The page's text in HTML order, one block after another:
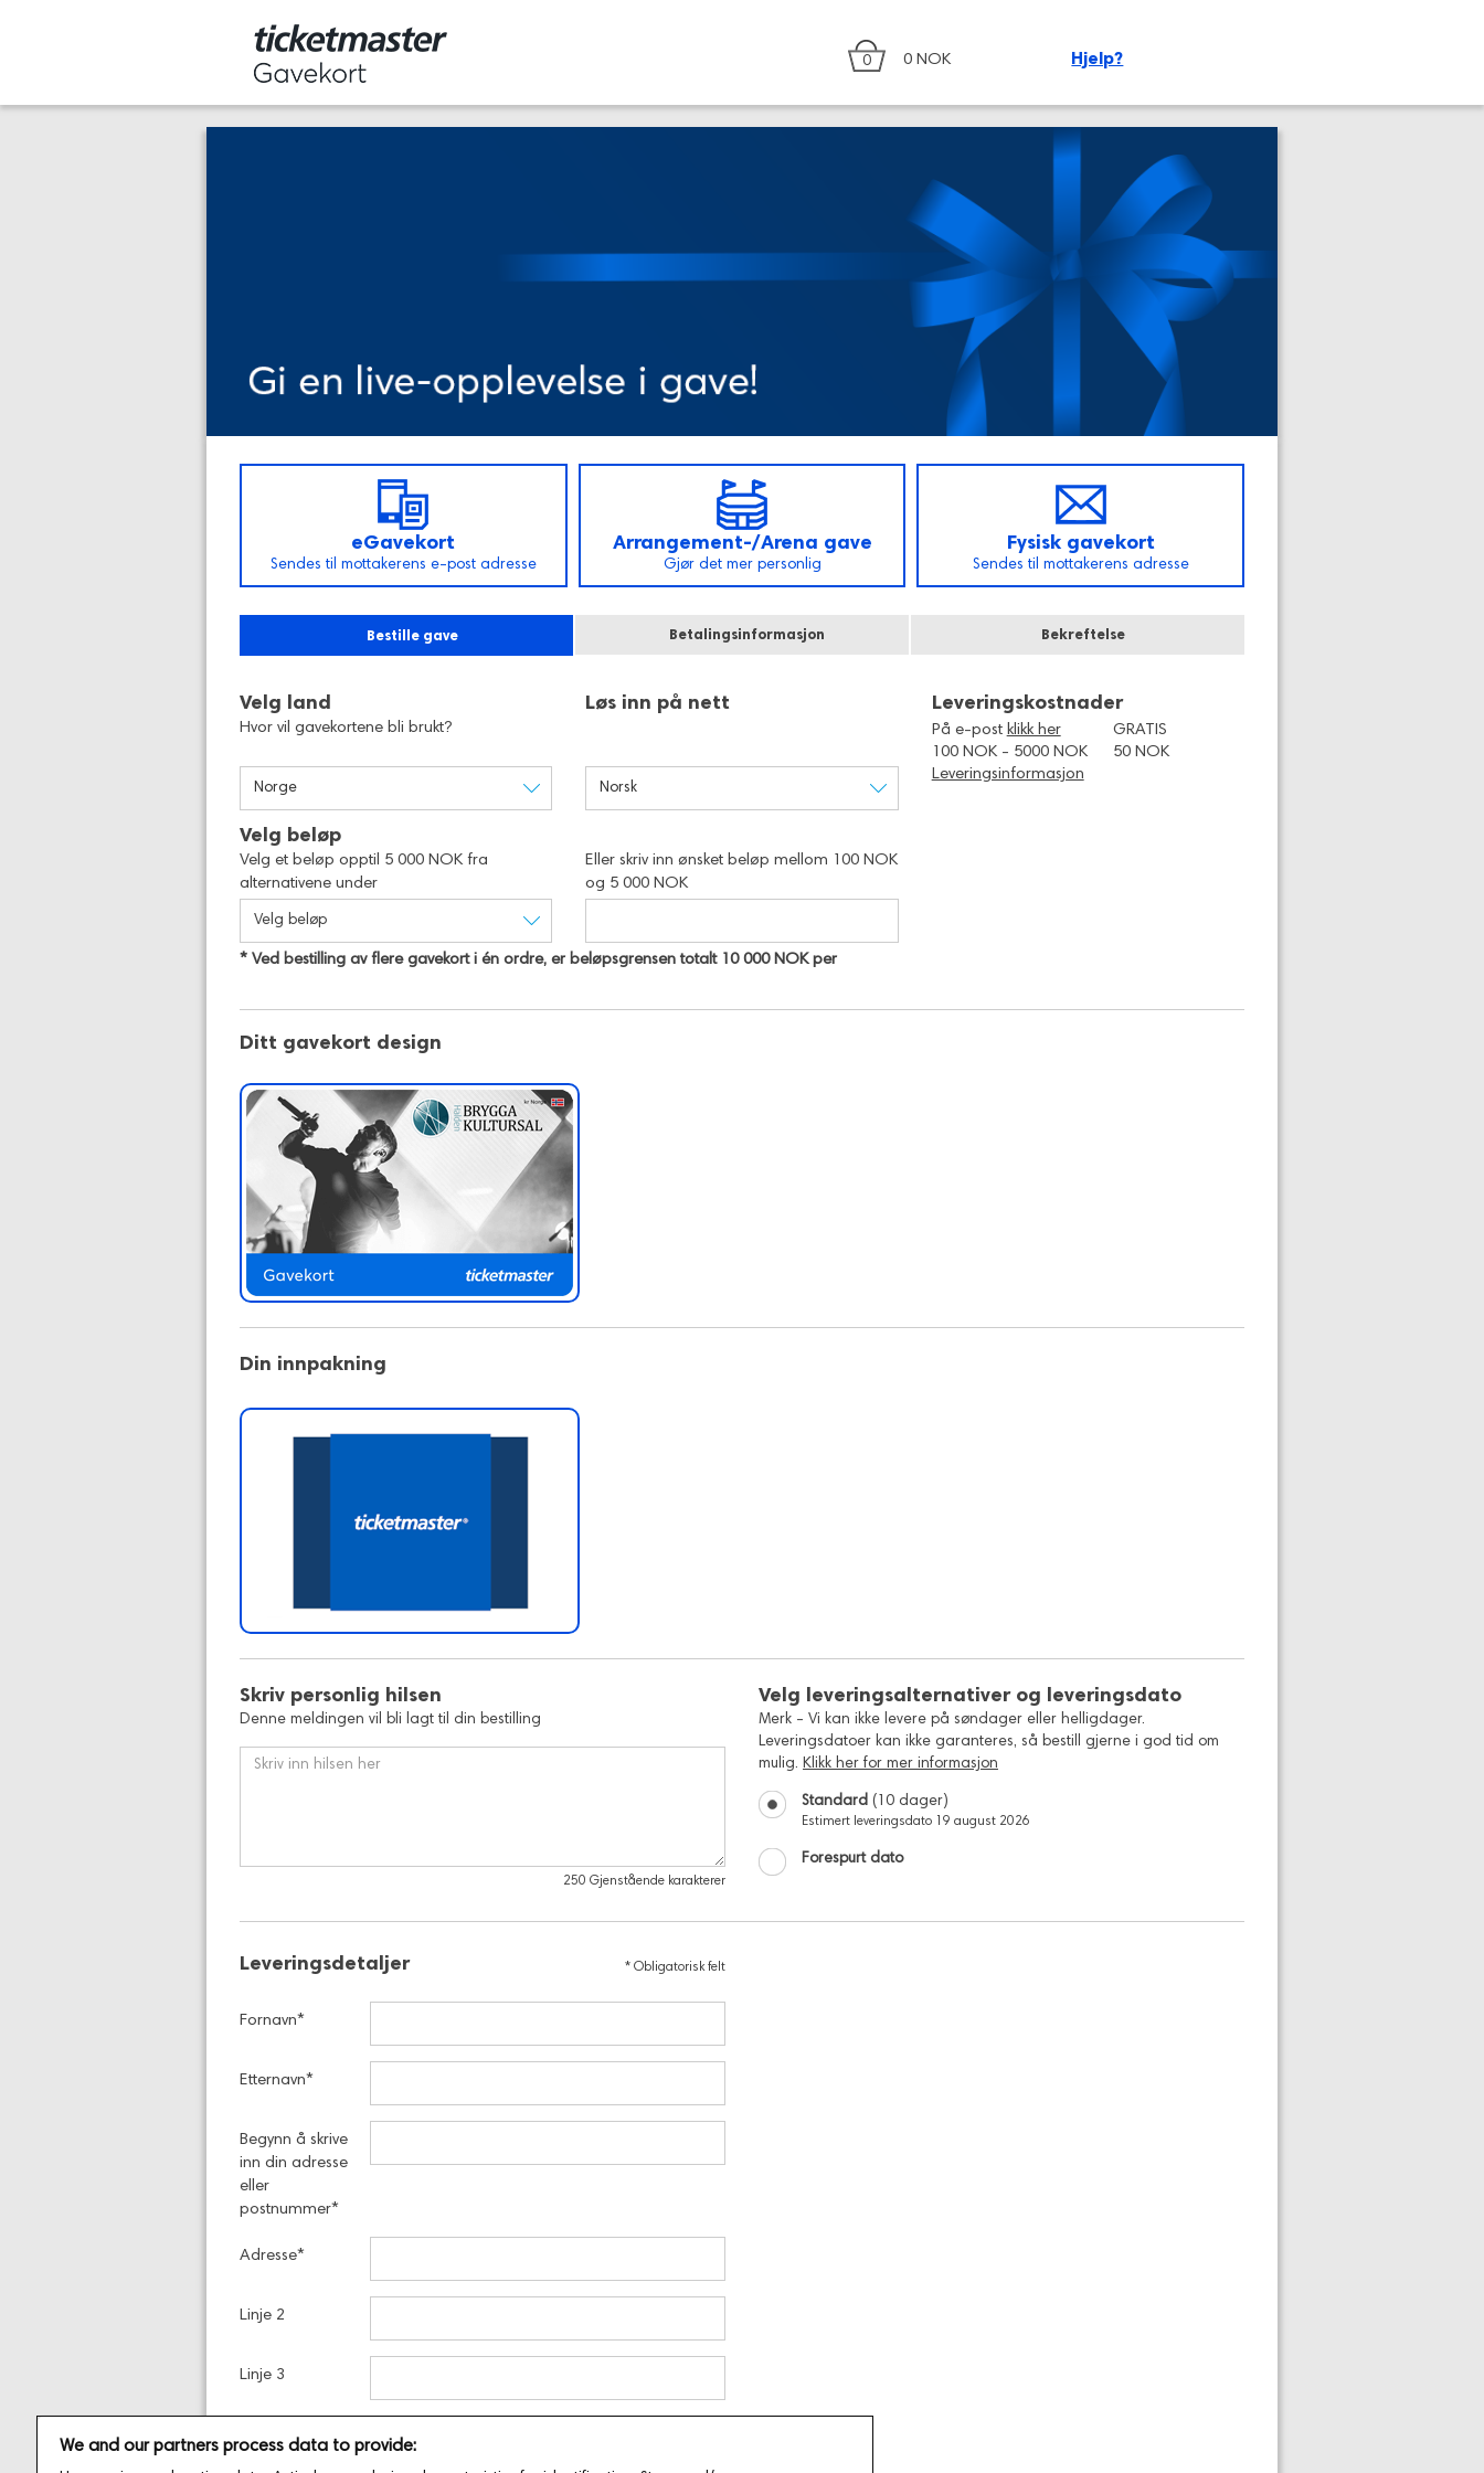
0 0 NOK Hjelp?
eGavekort
Sendes til mottakerens e-post adresse
Arrangement-/Arena gave
Gjør det mer personlig
Fysisk gavekort
Sendes til mottakerens adresse
Bestille gave Betalingsinformasjon Bekreftelse
Velg land
Hvor vil gavekortene bli brukt?
Norge
Løs inn på nett
Norsk
Velg beløp
Velg et beløp opptil 5 000 NOK fra
alternativene under
Velg beløp
Eller skriv inn ønsket beløp mellom 100 NOK
og 5 000 NOK
* Ved bestilling av flere gavekort i én ordre, er beløpsgrensen totalt 10 000 NOK per
Leveringskostnader
På e-post klikk her
GRATIS
100 NOK - 5000 NOK
50 NOK
Leveringsinformasjon
Ditt gavekort design
Din innpakning
Skriv personlig hilsen
Denne meldingen vil bli lagt til din bestilling
250 Gjenstående karakterer
Velg leveringsalternativer og leveringsdato
Merk - Vi kan ikke levere på søndager eller helligdager.
Leveringsdatoer kan ikke garanteres, så bestill gjerne i god tid om
mulig. Klikk her for mer informasjon
Standard (10 dager)
Estimert leveringsdato 19 august 2026
Forespurt dato
Leveringsdetaljer * Obligatorisk felt
Fornavn*
Etternavn*
Begynn å skrive
inn din adresse
eller
postnummer*
Adresse*
Linje 2
Linje 3
Poststed
We and our partners process data to provide: